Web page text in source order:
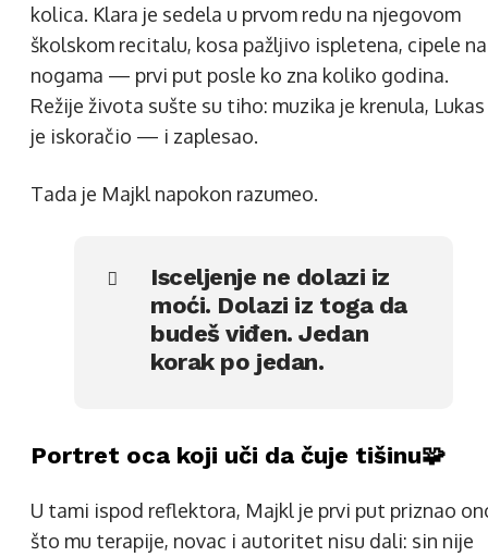
kolica. Klara je sedela u prvom redu na njegovom
školskom recitalu, kosa pažljivo ispletena, cipele na
nogama — prvi put posle ko zna koliko godina.
Režije života sušte su tiho: muzika je krenula, Lukas
je iskoračio — i zaplesao.
Tada je Majkl napokon razumeo.
Isceljenje ne dolazi iz
moći. Dolazi iz toga da
budeš viđen. Jedan
korak po jedan.
Portret oca koji uči da čuje tišinu🧩
U tami ispod reflektora, Majkl je prvi put priznao
što mu terapije, novac i autoritet nisu dali: sin nije